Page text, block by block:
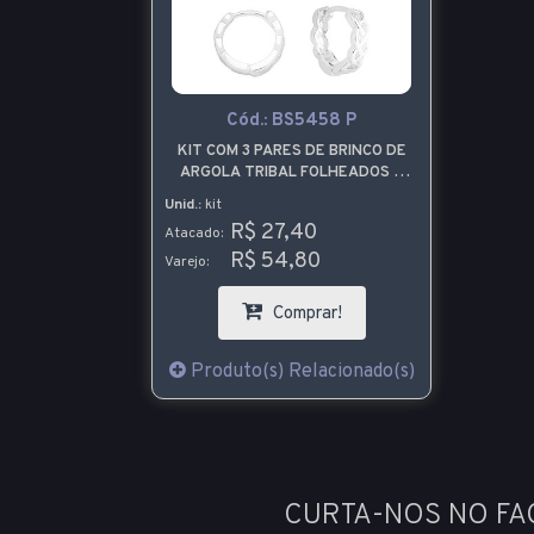
Cód.: BS5458 P
KIT COM 3 PARES DE BRINCO DE
ARGOLA TRIBAL FOLHEADOS A
Unid.: kit
Atacado: R$ 27,40
Varejo: R$ 54,80
Comprar!
Produto(s) Relacionado(s)
CURTA-NOS NO